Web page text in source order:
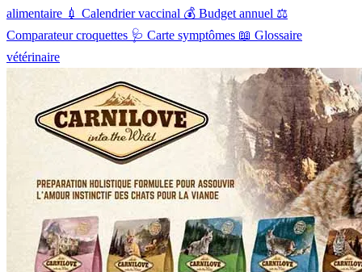
alimentaire 💉 Calendrier vaccinal 💰 Budget annuel ⚖️
Comparateur croquettes 🩺 Carte symptômes 📖 Glossaire
vétérinaire